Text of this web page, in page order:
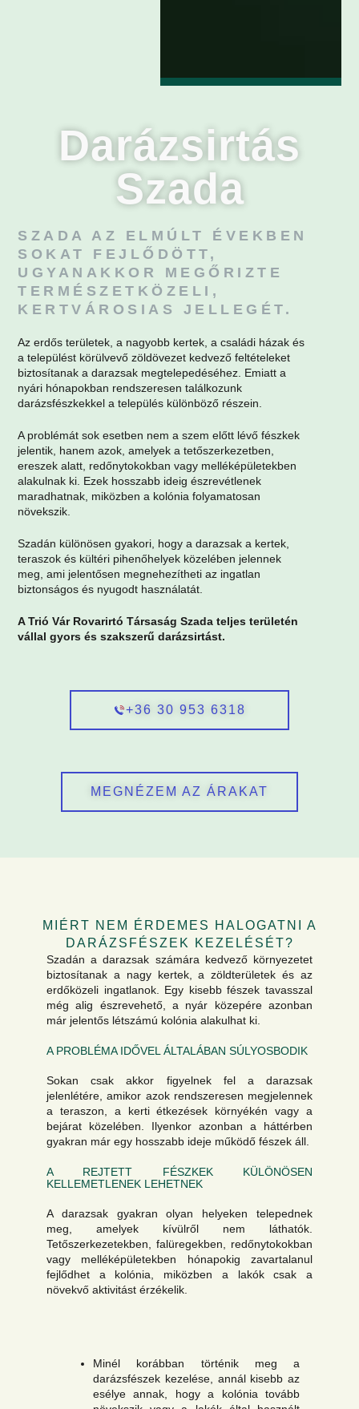
Darázsirtás
Szada
SZADA AZ ELMÚLT ÉVEKBEN
SOKAT FEJLŐDÖTT,
UGYANAKKOR MEGŐRIZTE
TERMÉSZETKÖZELI,
KERTVÁROSIAS JELLEGÉT.
Az erdős területek, a nagyobb kertek, a családi házak és
a települést körülvevő zöldövezet kedvező feltételeket
biztosítanak a darazsak megtelepedéséhez. Emiatt a
nyári hónapokban rendszeresen találkozunk
darázsfészkekkel a település különböző részein.
A problémát sok esetben nem a szem előtt lévő fészkek
jelentik, hanem azok, amelyek a tetőszerkezetben,
ereszek alatt, redőnytokokban vagy melléképületekben
alakulnak ki. Ezek hosszabb ideig észrevétlenek
maradhatnak, miközben a kolónia folyamatosan
növekszik.
Szadán különösen gyakori, hogy a darazsak a kertek,
teraszok és kültéri pihenőhelyek közelében jelennek
meg, ami jelentősen megnehezítheti az ingatlan
biztonságos és nyugodt használatát.
A Trió Vár Rovarirtó Társaság Szada teljes területén
vállal gyors és szakszerű darázsirtást.
+36 30 953 6318
MEGNÉZEM AZ ÁRAKAT
MIÉRT NEM ÉRDEMES HALOGATNI A
DARÁZSFÉSZEK KEZELÉSÉT?
Szadán a darazsak számára kedvező környezetet
biztosítanak a nagy kertek, a zöldterületek és az
erdőközeli ingatlanok. Egy kisebb fészek tavasszal
még alig észrevehető, a nyár közepére azonban
már jelentős létszámú kolónia alakulhat ki.
A PROBLÉMA IDŐVEL ÁLTALÁBAN SÚLYOSBODIK
Sokan csak akkor figyelnek fel a darazsak
jelenlétére, amikor azok rendszeresen megjelennek
a teraszon, a kerti étkezések környékén vagy a
bejárat közelében. Ilyenkor azonban a háttérben
gyakran már egy hosszabb ideje működő fészek áll.
A REJTETT FÉSZKEK KÜLÖNÖSEN
KELLEMETLENEK LEHETNEK
A darazsak gyakran olyan helyeken telepednek
meg, amelyek kívülről nem láthatók.
Tetőszerkezetekben, falüregekben, redőnytokokban
vagy melléképületekben hónapokig zavartalanul
fejlődhet a kolónia, miközben a lakók csak a
növekvő aktivitást érzékelik.
Minél korábban történik meg a
darázsfészek kezelése, annál kisebb az
esélye annak, hogy a kolónia tovább